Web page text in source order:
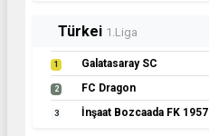
Türkei 1.Liga
1 Galatasaray SC
2 FC Dragon
3 İnşaat Bozcaada FK 1957